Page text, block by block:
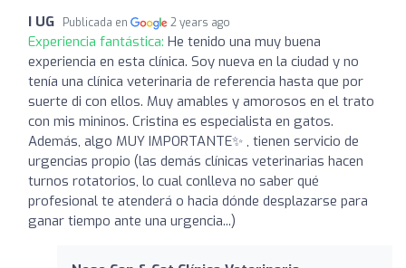
I UG Publicada en 2 years ago
Experiencia fantástica: He tenido una muy buena
experiencia en esta clínica. Soy nueva en la ciudad y no
tenía una clínica veterinaria de referencia hasta que por
suerte di con ellos. Muy amables y amorosos en el trato
con mis mininos. Cristina es especialista en gatos.
Además, algo MUY IMPORTANTE✨ , tienen servicio de
urgencias propio (las demás clínicas veterinarias hacen
turnos rotatorios, lo cual conlleva no saber qué
profesional te atenderá o hacia dónde desplazarse para
ganar tiempo ante una urgencia...)